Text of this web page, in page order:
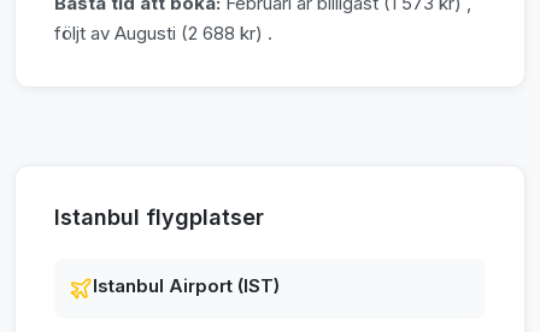
följt av Augusti (2 688 kr) .
Istanbul flygplatser
Istanbul Airport (IST)